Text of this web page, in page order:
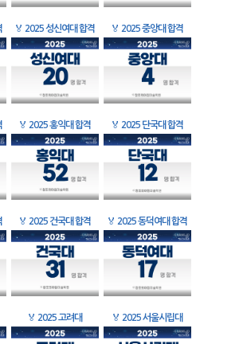
🏅 2025 성신여대 합격 🏅 2025 중앙대 합격
🏅 2025 홍익대 합격 🏅 2025 단국대 합격
🏅 2025 건국대 합격 🏅 2025 동덕여대 합격
🏅 2025 고려대 🏅 2025 서울시립대